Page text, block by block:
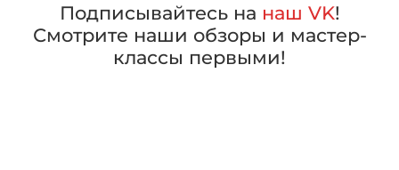
Подписывайтесь на наш VK!
Смотрите наши обзоры и мастер-
классы первыми!